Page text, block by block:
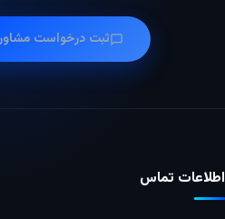
ثبت درخواست
اطلاعات تماس